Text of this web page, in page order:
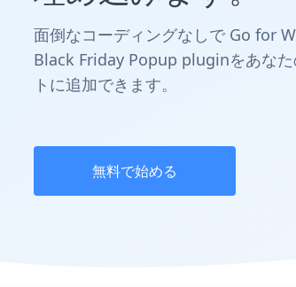
面倒なコーディングなしで Go for
Black Friday Popup pluginをあなた
トに追加できます。
無料で始める